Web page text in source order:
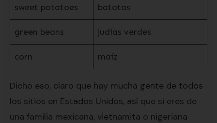
sweet potatoes batatas
green beans judías verdes
corn maíz
Dicho eso, claro que hay mucha gente de todos
los sitios en Estados Unidos, así que si eres de
una familia mexicana, vietnamita o nigeriana